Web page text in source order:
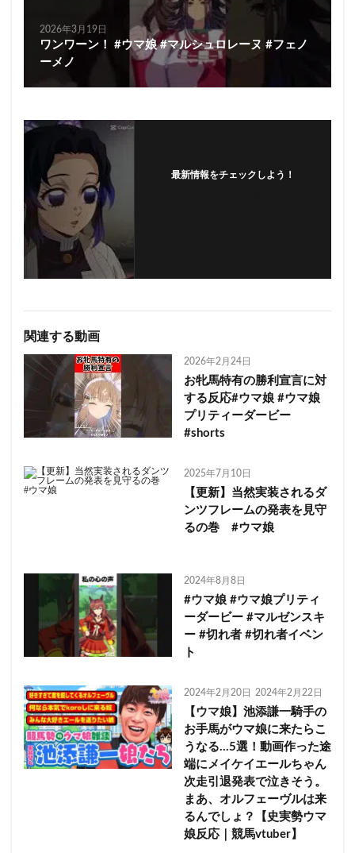
2026年3月19日
ワンワーン！ #ウマ娘 #マルシュロレーヌ #フェノ
ーメノ
最新情報をチェックしよう！
関連する動画
2026年2月24日
お牝馬特有の勝利宣言に対
する反応#ウマ娘 #ウマ娘
プリティーダービー
#shorts
2025年7月10日
【更新】当然実装されるダ
ンツフレームの発表を見守
るの巻 #ウマ娘
2024年8月8日
#ウマ娘 #ウマ娘プリティ
ーダービー #マルゼンスキ
ー #切れ者 #切れ者イベン
ト
2024年2月20日 2024年2月22日
【ウマ娘】池添謙一騎手の
お手馬がウマ娘に来たらこ
うなる…5選！動画作った途
端にメイケイエールちゃん
次走引退発表で泣きそう。
まあ、オルフェーヴルは来
るんでしょ？【史実勢ウマ
娘反応｜競馬vtuber】